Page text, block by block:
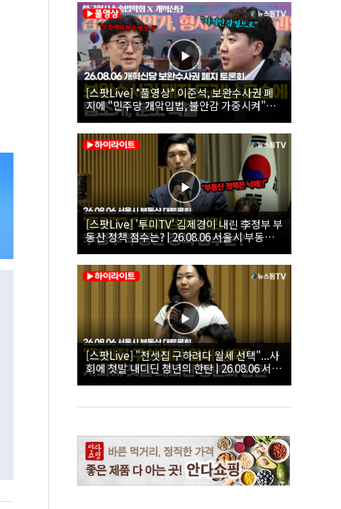
[스팟Live] *풀영상* 이준석, 보완수사권 폐
지에 "민주당 개악입법, 불안감 가중시켜"｜
26.08.06 개혁신당 보완수사권 폐지 토론회
[스팟Live] '투미TV' 김제경이 내린 李정부 부
동산 정책 점수는? | 26.08.06 서울시 부동산
대토론회
[스팟Live] "전셋집 구하려다 월세 선택"...사
회에 첫발 내디딘 청년의 한탄 | 26.08.06 서울
시 부동산 대토론회